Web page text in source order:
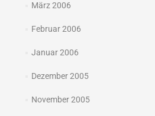
März 2006
Februar 2006
Januar 2006
Dezember 2005
November 2005